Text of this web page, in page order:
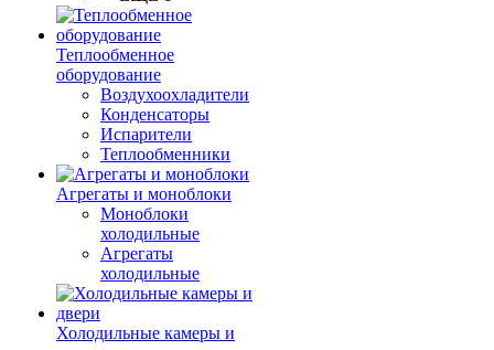
Теплообменное
оборудование
Воздухоохладители
Конденсаторы
Испарители
Теплообменники
Агрегаты и моноблоки
Моноблоки
холодильные
Агрегаты
холодильные
Холодильные камеры и